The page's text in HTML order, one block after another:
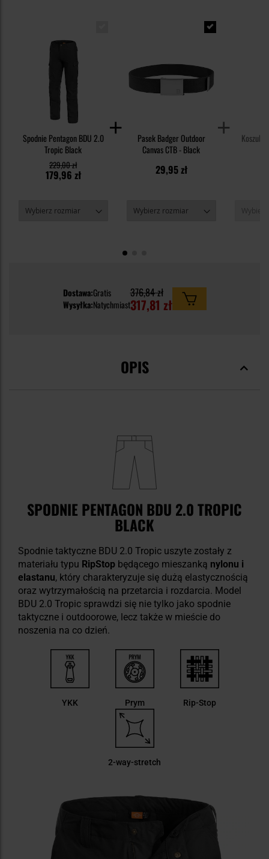
Spodnie Pentagon BDU 2.0
Tropic Black
179,96 zł
229,00 zł
Pasek Badger Outdoor
Canvas CTB - Black
29,95 zł
Dostawa:Gratis
Wysyłka:Natychmiast
376,84 zł
317,81 zł
OPIS
SPODNIE PENTAGON BDU 2.0 TROPIC
BLACK
Spodnie taktyczne BDU 2.0 Tropic uszyte zostały z
materiału typu RipStop będącego mieszanką nylonu i
elastanu, który charakteryzuje się dużą elastycznością
oraz wytrzymałością na przetarcia i rozdarcia. Model
BDU 2.0 Tropic sprawdzi się nie tylko jako spodnie
taktyczne i outdoorowe, lecz także w mieście do
noszenia na co dzień.
YKK Prym Rip-Stop
2-way-stretch